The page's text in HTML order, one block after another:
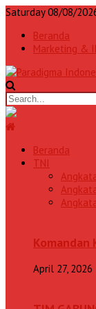
Saturday 08/08/
Beranda
Marketing &
Beranda
TNI
Komandan
April 27, 2026